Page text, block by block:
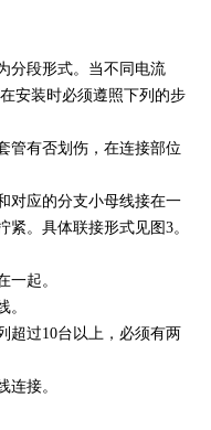
分段形式。当不同电流
安装时必须遵照下列的步
管有否划伤，在连接部位
对应的分支小母线接在一
。具体联接形式见图3。
一起。
。
超过10台以上，必须有两
连接。